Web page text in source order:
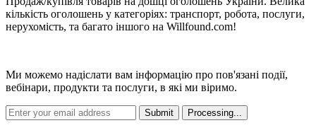
кількість оголошень у категоріях: транспорт, робота, послуги,
нерухомість, та багато іншого на Willfound.com!
Ми можемо надіслати вам інформацію про пов'язані події,
вебінари, продукти та послуги, в які ми віримо.